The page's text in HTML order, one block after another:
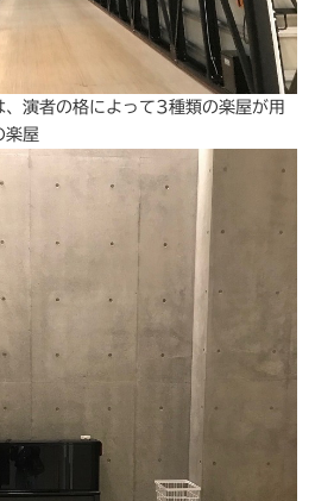
、演者の格によって3種類の楽屋が用
楽屋